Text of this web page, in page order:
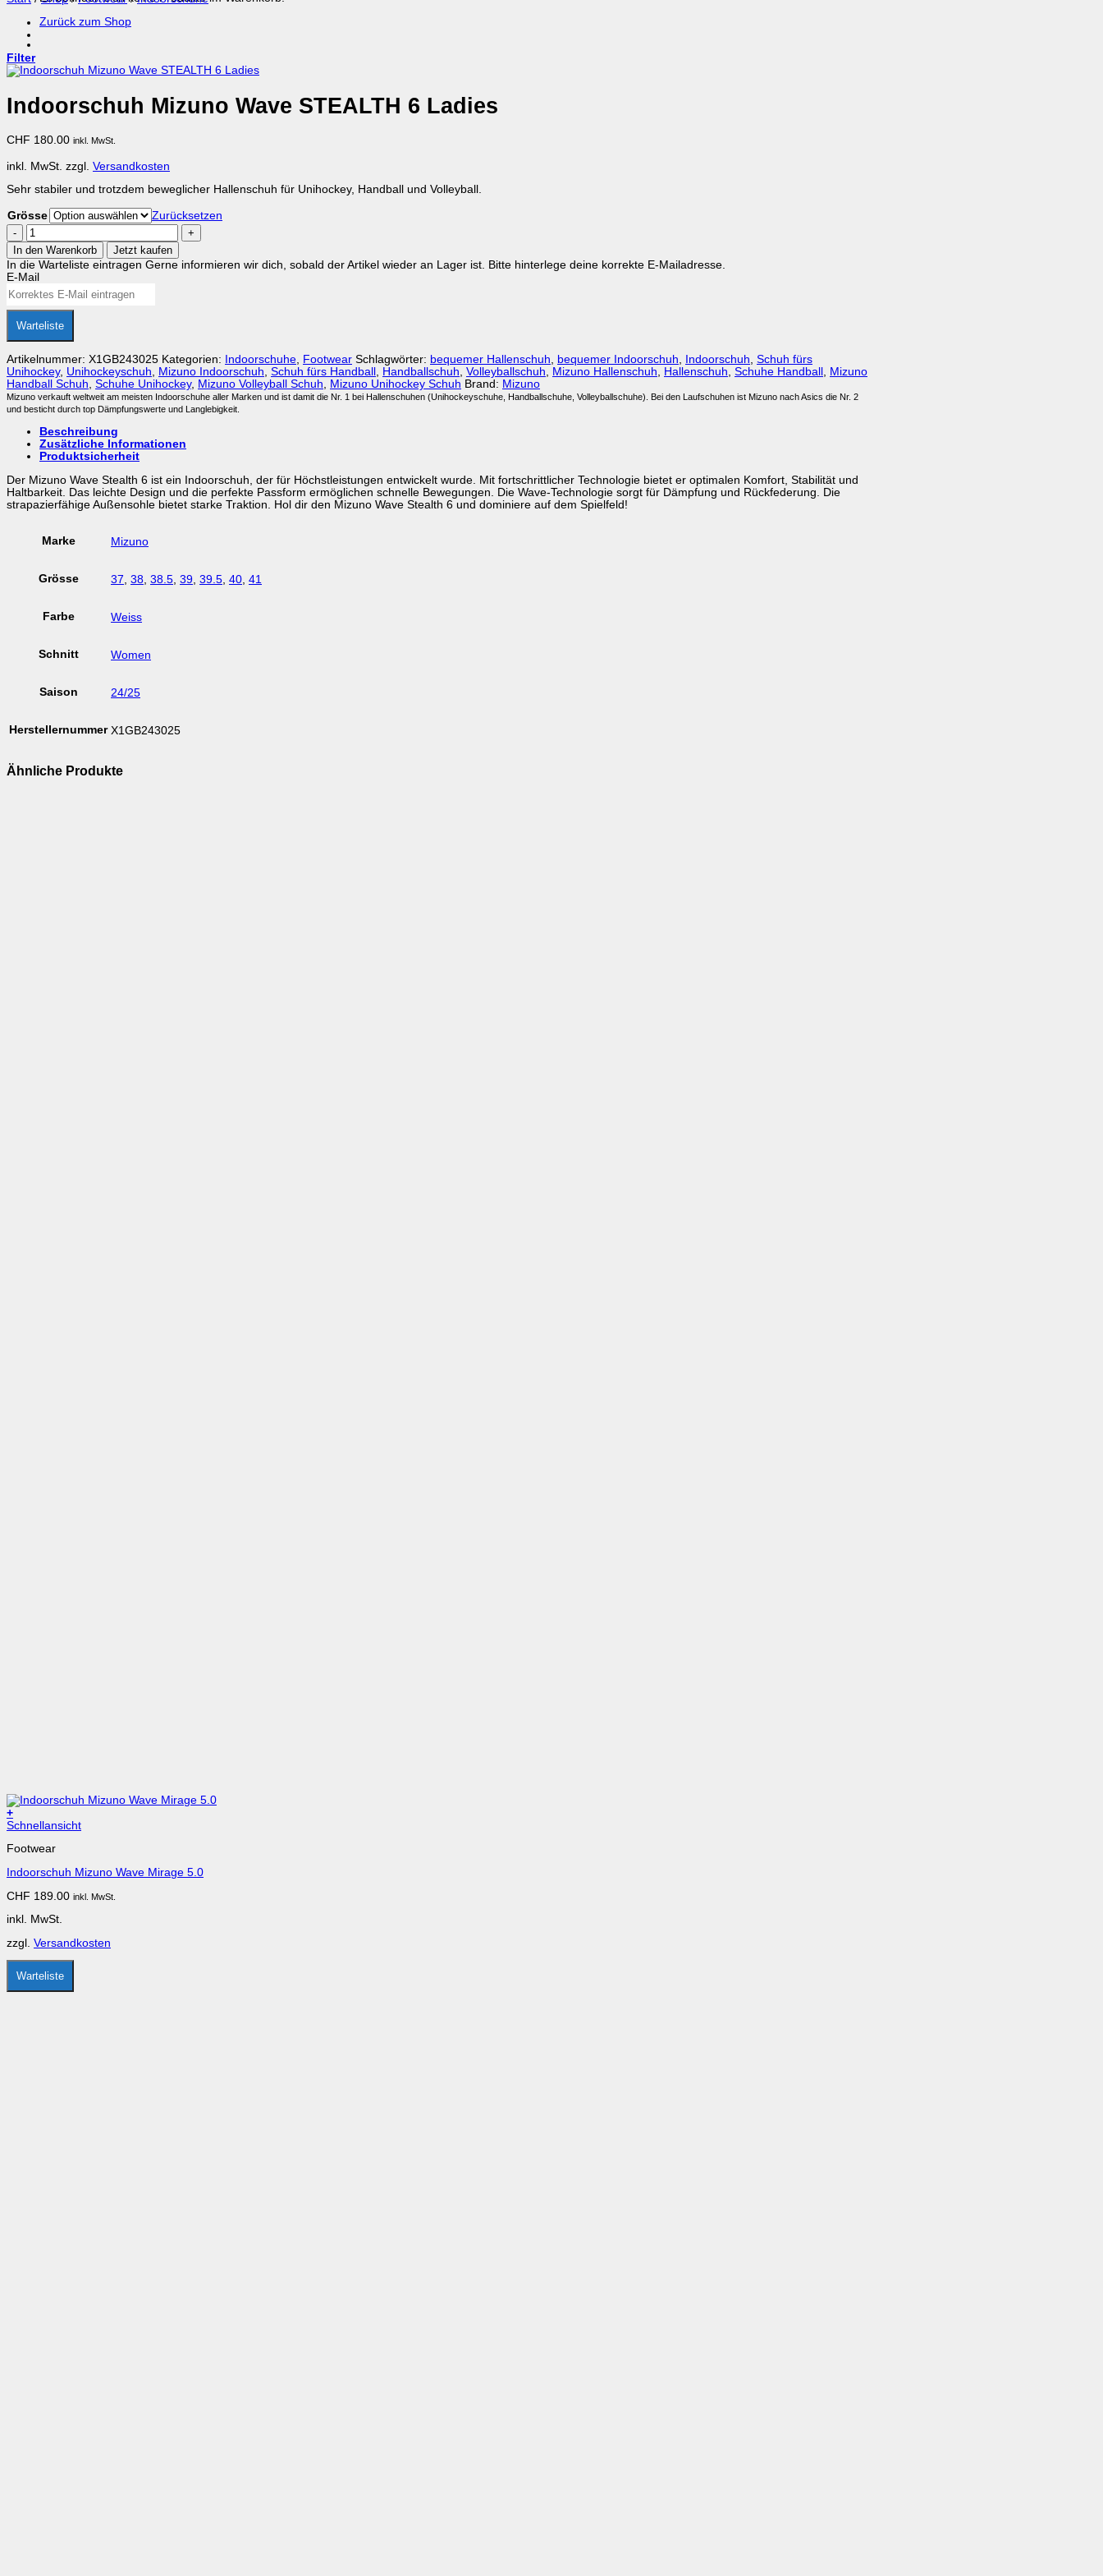
Zurück zum Shop
Filter
Indoorschuh Mizuno Wave STEALTH 6 Ladies
CHF 180.00 inkl. MwSt.
inkl. MwSt. zzgl. Versandkosten
Sehr stabiler und trotzdem beweglicher Hallenschuh für Unihockey, Handball und Volleyball.
Grösse
Zurücksetzen
Indoorschuh
Mizuno
Wave
STEALTH
6
Ladies
In den Warenkorb
Jetzt kaufen
In die Warteliste eintragen Gerne informieren wir dich, sobald der Artikel wieder an Lager ist. Bitte hinterlege deine korrekte E-Mailadresse.
E-Mail
Warteliste
Artikelnummer: X1GB243025 Kategorien: Indoorschuhe Footwear Schlagwörter: bequemer Hallenschuh bequemer Indoorschuh Indoorschuh Schuh fürs
Unihockey, Unihockeyschuh Mizuno Indoorschuh Schuh fürs Handball Handballschuh Volleyballschuh Mizuno Hallenschuh Hallenschuh Schuhe Handball Mizuno
Handball Schuh Schuhe Unihockey, Mizuno Volleyball Schuh Mizuno Unihockey Schuh Brand: Mizuno
Mizuno verkauft weltweit am meisten Indoorschuhe aller Marken und ist damit die Nr. 1 bei Hallenschuhen (Unihockeyschuhe, Handballschuhe, Volleyballschuhe). Bei den Laufschuhen ist Mizuno nach Asics die Nr. 2
und besticht durch top Dämpfungswerte und Langlebigkeit.
Beschreibung
Zusätzliche Informationen
Produktsicherheit
Der Mizuno Wave Stealth 6 ist ein Indoorschuh, der für Höchstleistungen entwickelt wurde. Mit fortschrittlicher Technologie bietet er optimalen Komfort, Stabilität und
Haltbarkeit. Das leichte Design und die perfekte Passform ermöglichen schnelle Bewegungen. Die Wave-Technologie sorgt für Dämpfung und Rückfederung. Die
strapazierfähige Außensohle bietet starke Traktion. Hol dir den Mizuno Wave Stealth 6 und dominiere auf dem Spielfeld!
Marke Mizuno
Grösse 37 38 38.5 39 39.5 40 41
Farbe Weiss
Schnitt Women
Saison 24/25
Herstellernummer X1GB243025
Ähnliche Produkte
+
Dieses
weist
Varianten
Die
können
der
Produktseite
gewählt
Schnellansicht
Footwear
Indoorschuh Mizuno Wave Mirage 5.0
CHF 189.00 inkl. MwSt.
inkl. MwSt.
zzgl. Versandkosten
Warteliste